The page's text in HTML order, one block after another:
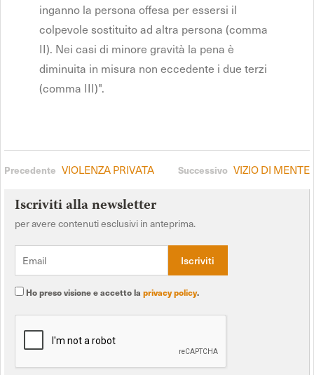
inganno la persona offesa per essersi il
colpevole sostituito ad altra persona (comma
II). Nei casi di minore gravità la pena è
diminuita in misura non eccedente i due terzi
(comma III)".
Precedente VIOLENZA PRIVATA Successivo VIZIO DI MENTE
Iscriviti alla newsletter
per avere contenuti esclusivi in anteprima.
Ho preso visione e accetto la privacy policy.